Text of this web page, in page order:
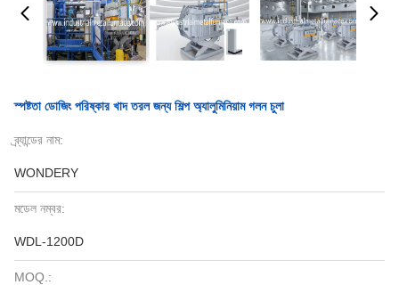
স্পষ্টতা ডোজিং পরিষ্কার খাদ তরল জন্য শিল্প অ্যালুমিনিয়াম গলন চুলা
ব্র্যান্ডের নাম:
WONDERY
মডেল নম্বর:
WDL-1200D
MOQ.: